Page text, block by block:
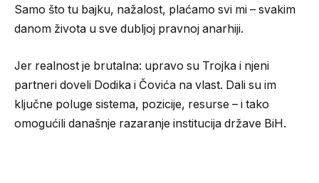
Samo što tu bajku, nažalost, plaćamo svi mi – svakim
danom života u sve dubljoj pravnoj anarhiji.
Jer realnost je brutalna: upravo su Trojka i njeni
partneri doveli Dodika i Čovića na vlast. Dali su im
ključne poluge sistema, pozicije, resurse – i tako
omogućili današnje razaranje institucija države BiH.